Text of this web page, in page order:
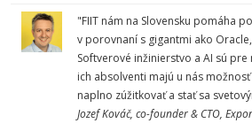
"FIIT nám na Slovensku pomáha
v porovnaní s gigantmi ako
Softverové inžinierstvo a AI sú
ich absolventi majú u nás
naplno zúžitkovať a stať sa
Jozef Kováč, co-founder & CTO,